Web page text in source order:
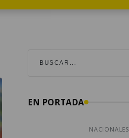
EN PORTADA
NACIONALES